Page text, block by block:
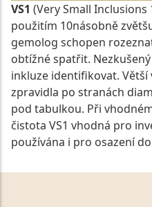
VS1 (Very Small Inclusions
použitím 10násobně
gemolog schopen
obtížné spatřit.
inkluze identifikovat. Větší
zpravidla po stranách
pod tabulkou. Při
čistota VS1 vhodná pro
používána i pro osazení